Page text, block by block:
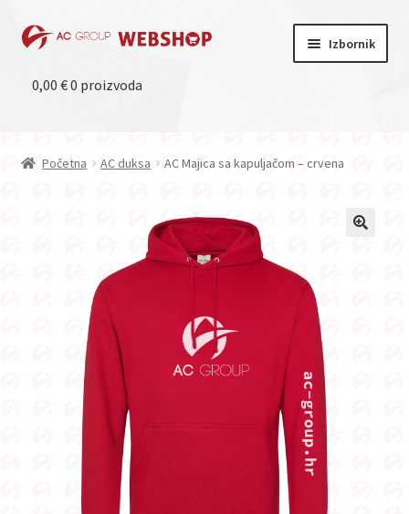
Preskoči
navigaciju
Skoči
sadržaja
Izbornik
Početna
Moj račun
Glavni webshop
0,00 €0 proizvoda
Početna AC duksa AC Majica sa kapuljačom – crvena